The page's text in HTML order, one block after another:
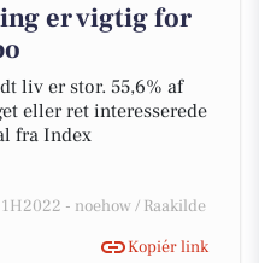
er vigtig for
liv er stor. 55,6% af
eller ret interesserede
fra Index
- noehow / Raakilde
Kopiér link